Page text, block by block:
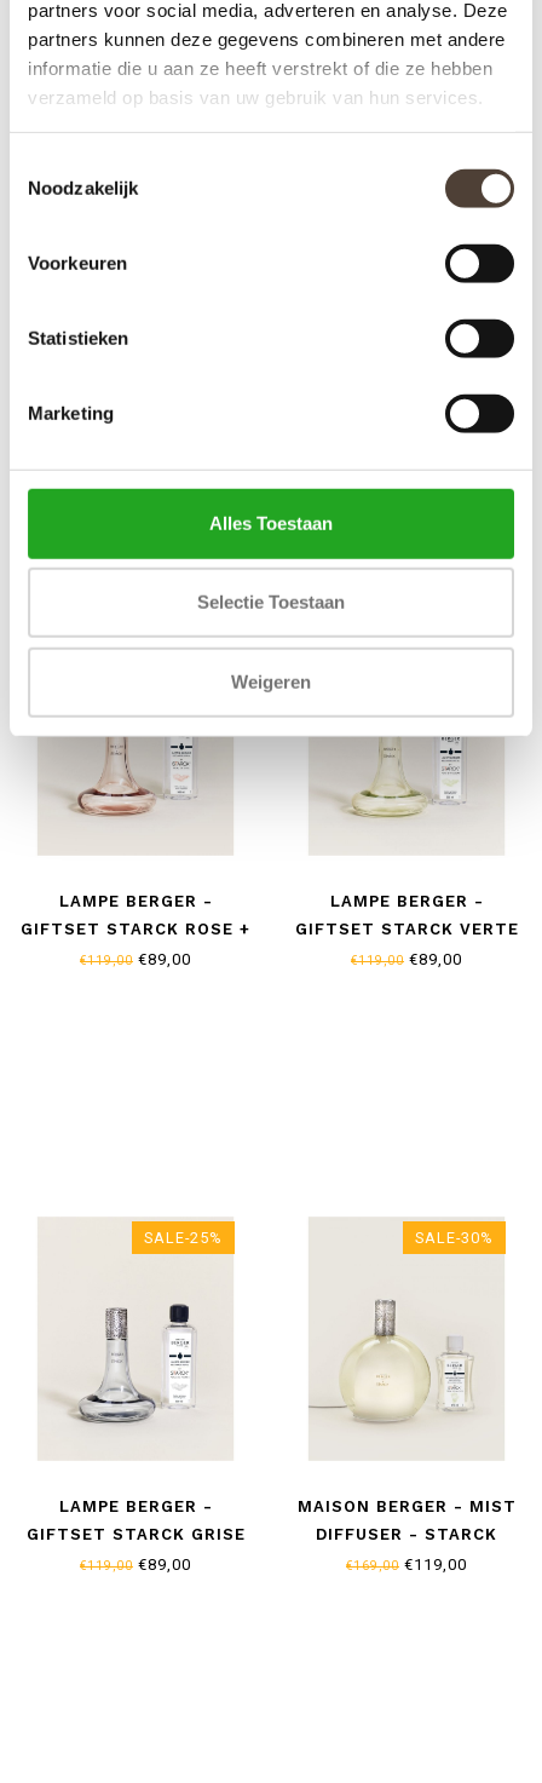
partners voor social media, adverteren en analyse. Deze
partners kunnen deze gegevens combineren met andere
informatie die u aan ze heeft verstrekt of die ze hebben
verzameld op basis van uw gebruik van hun services.
Noodzakelijk
Voorkeuren
Statistieken
Marketing
Alles Toestaan
Selectie Toestaan
Weigeren
STARCK - PEAU
D'AILLEURS
SALE-25%
LAMPE BERGER -
GIFTSET STARCK ROSE +
PEAU DE SOIE 500 ML
€119,00 €89,00
SALE-25%
LAMPE BERGER -
GIFTSET STARCK VERTE
+ PEAU D' AILLEURS 500
€119,00 €89,00
SALE-25%
LAMPE BERGER -
GIFTSET STARCK GRISE
+ PEAU DE PIERRE 500 ML
€119,00 €89,00
SALE-30%
MAISON BERGER - MIST
DIFFUSER - STARCK
VERT
€169,00 €119,00